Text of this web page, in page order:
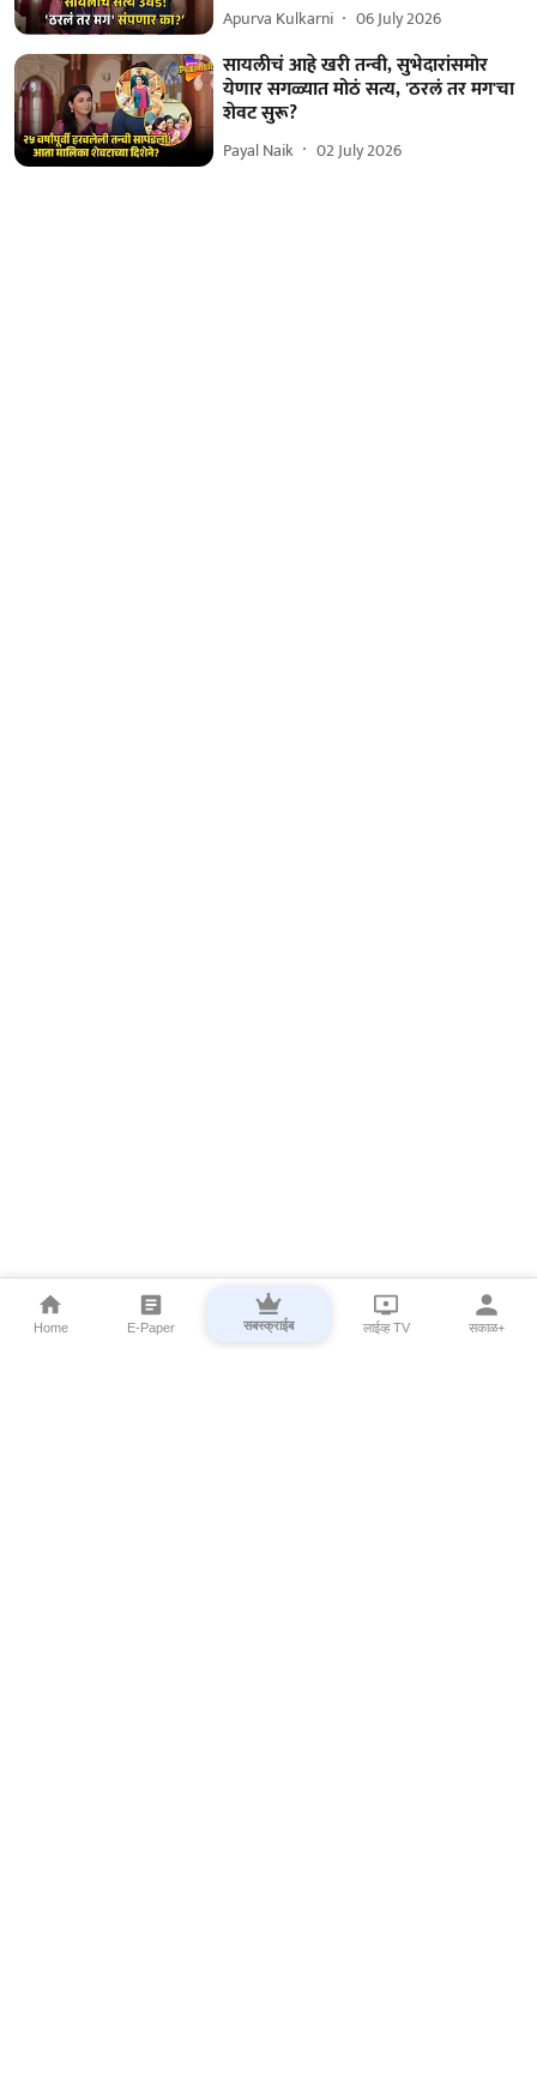
Apurva Kulkarni 06 July 2026
सायलीचं आहे खरी तन्वी, सुभेदारांसमोर
येणार सगळ्यात मोठं सत्य, 'ठरलं तर मग'चा
शेवट सुरू?
Payal Naik 02 July 2026
Home E-Paper सबस्क्राईब लाईव्ह TV सकाळ+